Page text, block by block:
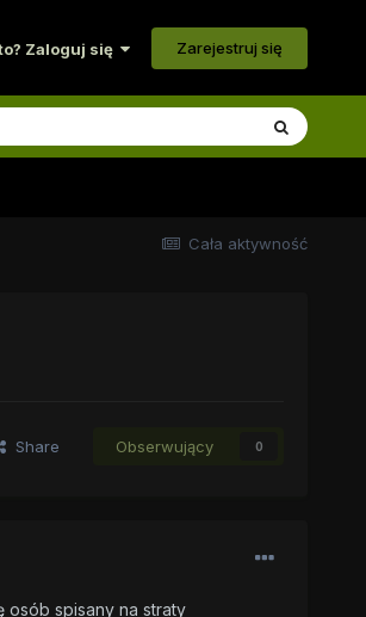
Zaloguj się Zarejestruj się
Cała aktywność
Share Obserwujący 0
osób spisany na straty